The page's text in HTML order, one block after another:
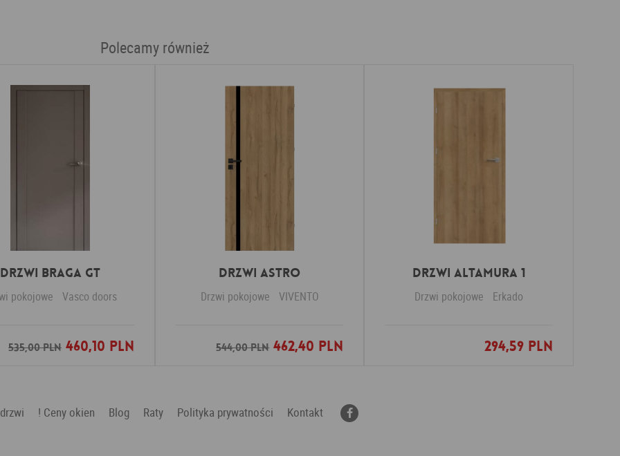
Polecamy również
Drzwi Braga GT
pokojowe Vasco doors
535,00 PLN460,10 PLN
Dodaj do ulubionych
Drzwi ASTRO
Drzwi pokojowe VIVENTO
544,00 PLN462,40 PLN
Dodaj do ulubionych
Drzwi Altamura 1
Drzwi pokojowe Erkado
294,59 PLN
Dodaj do ulubionych
! Ceny okien Blog Raty Polityka prywatności
Kontakt